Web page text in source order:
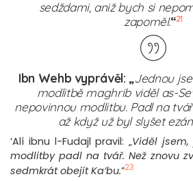
sedždami, aniž bych si
zapoměl.“21
Ibn Wehb vyprávěl: „Jednou
modlitbě maghrib viděl as-
nepovinnou modlitbu. Padl na
až když už byl slyšet ezán
‘Alí ibnu l-Fudajl pravil: „Viděl
modlitby padl na tvář. Než znovu
sedmkrát obejít Ka’bu.”23